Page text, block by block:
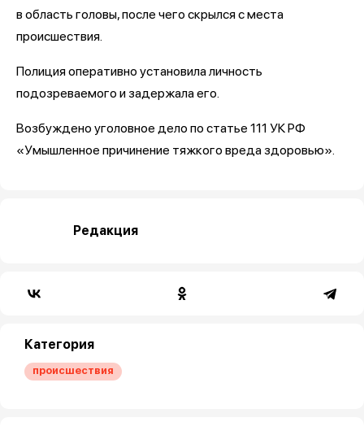
в область головы, после чего скрылся с места
происшествия.
Полиция оперативно установила личность
подозреваемого и задержала его.
Возбуждено уголовное дело по статье 111 УК РФ
«Умышленное причинение тяжкого вреда здоровью».
Редакция
Категория
происшествия